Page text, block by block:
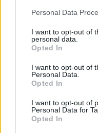
Personal Data
I want to opt-out of
personal data.
Opted In
I want to opt-out of
Personal Data.
Opted In
I want to opt-out of
Personal Data for
Opted In
La
Pinna
2 Ago 2026
Nasce
Il